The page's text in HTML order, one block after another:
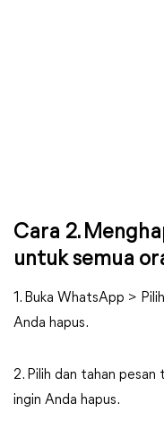
Cara 2.
untuk semua
1. Buka WhatsApp >
Anda hapus.
2. Pilih dan tahan
ingin Anda hapus.